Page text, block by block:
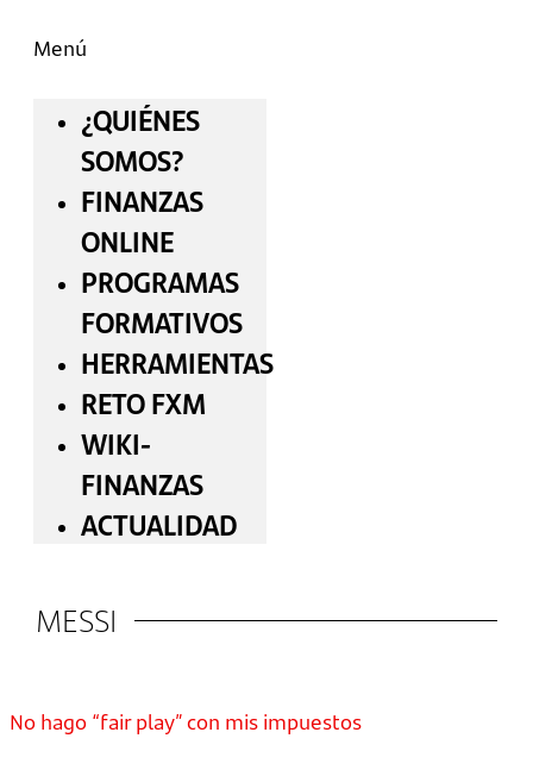
Menú
¿QUIÉNES
SOMOS?
FINANZAS
ONLINE
PROGRAMAS
FORMATIVOS
HERRAMIENTAS
RETO FXM
WIKI-
FINANZAS
ACTUALIDAD
MESSI
No hago “fair play” con mis impuestos